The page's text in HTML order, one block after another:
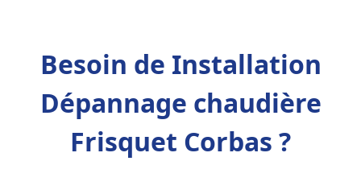
Besoin de Installation
Dépannage chaudière
Frisquet Corbas ?